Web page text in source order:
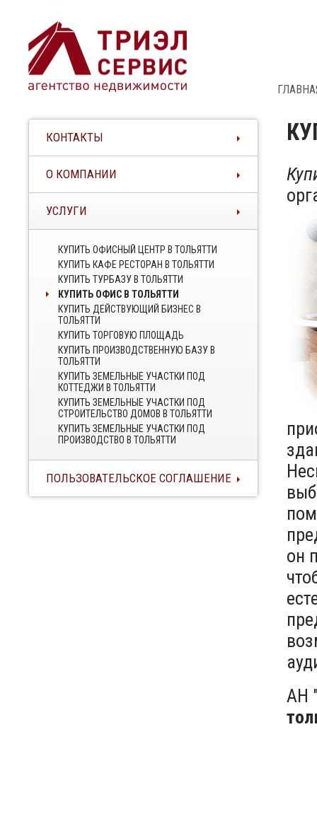
КОНТАКТЫ
О КОМПАНИИ
УСЛУГИ
КУПИТЬ ОФИСНЫЙ ЦЕНТР В ТОЛЬЯТТИ
КУПИТЬ КАФЕ РЕСТОРАН В ТОЛЬЯТТИ
КУПИТЬ ТУРБАЗУ В ТОЛЬЯТТИ
КУПИТЬ ОФИС В ТОЛЬЯТТИ
КУПИТЬ ДЕЙСТВУЮЩИЙ БИЗНЕС В
ТОЛЬЯТТИ
КУПИТЬ ТОРГОВУЮ ПЛОЩАДЬ
КУПИТЬ ПРОИЗВОДСТВЕННУЮ БАЗУ В
ТОЛЬЯТТИ
КУПИТЬ ЗЕМЕЛЬНЫЕ УЧАСТКИ ПОД
КОТТЕДЖИ В ТОЛЬЯТТИ
КУПИТЬ ЗЕМЕЛЬНЫЕ УЧАСТКИ ПОД
СТРОИТЕЛЬСТВО ДОМОВ В ТОЛЬЯТТИ
КУПИТЬ ЗЕМЕЛЬНЫЕ УЧАСТКИ ПОД
ПРОИЗВОДСТВО В ТОЛЬЯТТИ
ПОЛЬЗОВАТЕЛЬСКОЕ СОГЛАШЕНИЕ
он
АН